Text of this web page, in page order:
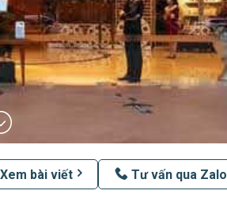
Xem bài viết Tư vấn qua Zalo